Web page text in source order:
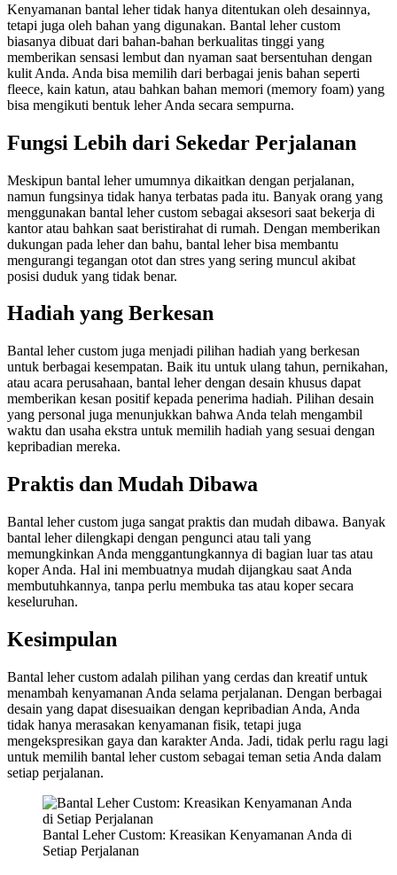
Kenyamanan bantal leher tidak hanya ditentukan oleh desainnya,
tetapi juga oleh bahan yang digunakan. Bantal leher custom
biasanya dibuat dari bahan-bahan berkualitas tinggi yang
memberikan sensasi lembut dan nyaman saat bersentuhan dengan
kulit Anda. Anda bisa memilih dari berbagai jenis bahan seperti
fleece, kain katun, atau bahkan bahan memori (memory foam) yang
bisa mengikuti bentuk leher Anda secara sempurna.
Fungsi Lebih dari Sekedar Perjalanan
Meskipun bantal leher umumnya dikaitkan dengan perjalanan,
namun fungsinya tidak hanya terbatas pada itu. Banyak orang yang
menggunakan bantal leher custom sebagai aksesori saat bekerja di
kantor atau bahkan saat beristirahat di rumah. Dengan memberikan
dukungan pada leher dan bahu, bantal leher bisa membantu
mengurangi tegangan otot dan stres yang sering muncul akibat
posisi duduk yang tidak benar.
Hadiah yang Berkesan
Bantal leher custom juga menjadi pilihan hadiah yang berkesan
untuk berbagai kesempatan. Baik itu untuk ulang tahun, pernikahan,
atau acara perusahaan, bantal leher dengan desain khusus dapat
memberikan kesan positif kepada penerima hadiah. Pilihan desain
yang personal juga menunjukkan bahwa Anda telah mengambil
waktu dan usaha ekstra untuk memilih hadiah yang sesuai dengan
kepribadian mereka.
Praktis dan Mudah Dibawa
Bantal leher custom juga sangat praktis dan mudah dibawa. Banyak
bantal leher dilengkapi dengan pengunci atau tali yang
memungkinkan Anda menggantungkannya di bagian luar tas atau
koper Anda. Hal ini membuatnya mudah dijangkau saat Anda
membutuhkannya, tanpa perlu membuka tas atau koper secara
keseluruhan.
Kesimpulan
Bantal leher custom adalah pilihan yang cerdas dan kreatif untuk
menambah kenyamanan Anda selama perjalanan. Dengan berbagai
desain yang dapat disesuaikan dengan kepribadian Anda, Anda
tidak hanya merasakan kenyamanan fisik, tetapi juga
mengekspresikan gaya dan karakter Anda. Jadi, tidak perlu ragu lagi
untuk memilih bantal leher custom sebagai teman setia Anda dalam
setiap perjalanan.
Bantal Leher Custom: Kreasikan Kenyamanan Anda di
Setiap Perjalanan